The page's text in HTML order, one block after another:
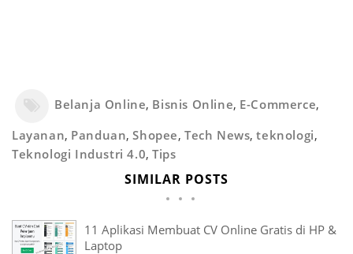
Belanja Online, Bisnis Online, E-Commerce,
Layanan, Panduan,Shopee,Tech News,teknologi,
Teknologi Industri 4.0,Tips
SIMILAR POSTS
11 Aplikasi Membuat CV Online Gratis di HP &
Laptop